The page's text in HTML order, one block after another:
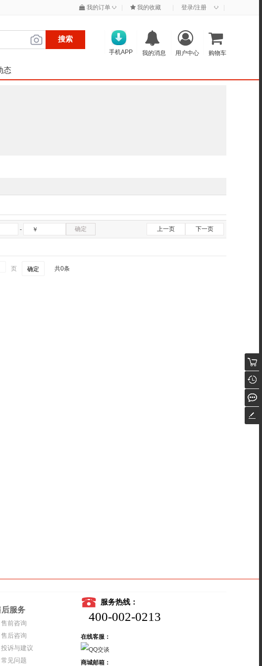
我的订单 ◇ 我的收藏 登录/注册 ◇
搜索
购物车
用户中心
我的消息
手机APP
态
￥
- 确定 上一页 下一页
页 确定 共0条
后服务
售前咨询
售后咨询
投诉与建议
常见问题
服务热线：
400-002-0213
在线客服：
商城邮箱：